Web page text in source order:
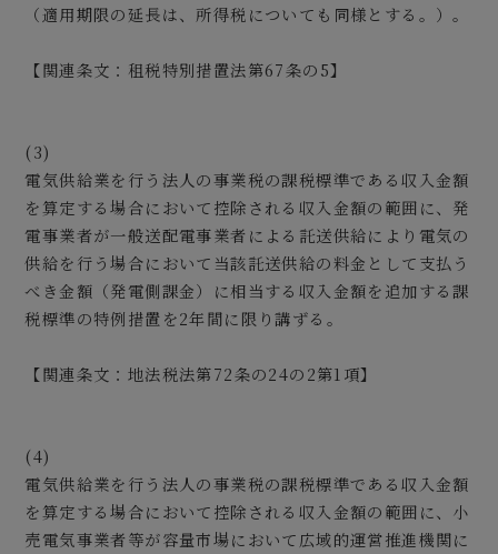
（適用期限の延長は、所得税についても同様とする。）。
【関連条文：租税特別措置法第67条の5】
(3)
電気供給業を行う法人の事業税の課税標準である収入金額
を算定する場合において控除される収入金額の範囲に、発
電事業者が一般送配電事業者による託送供給により電気の
供給を行う場合において当該託送供給の料金として支払う
べき金額（発電側課金）に相当する収入金額を追加する課
税標準の特例措置を2年間に限り講ずる。
【関連条文：地法税法第72条の24の2第1項】
(4)
電気供給業を行う法人の事業税の課税標準である収入金額
を算定する場合において控除される収入金額の範囲に、小
売電気事業者等が容量市場において広域的運営推進機関に